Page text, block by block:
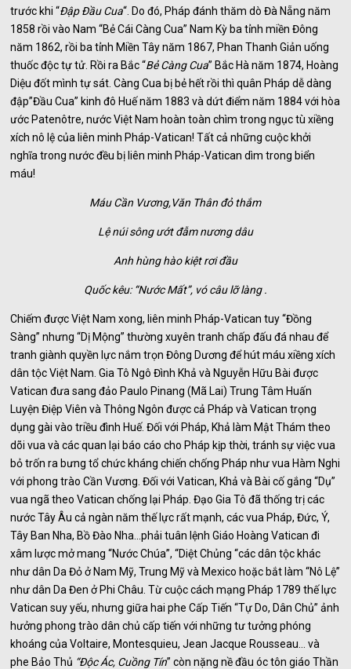
trước khi “Đập Đầu Cua“. Do đó, Pháp đánh thăm dò Đà Nẵng năm
1858 rồi vào Nam “Bẻ Cái Càng Cua” Nam Kỳ ba tỉnh miền Đông
năm 1862, rồi ba tỉnh Miền Tây năm 1867, Phan Thanh Giản uống
thuốc độc tự tử. Rồi ra Bắc “Bẻ Càng Cua” Bắc Hà năm 1874, Hoàng
Diệu đốt mình tự sát. Càng Cua bị bẻ hết rồi thì quân Pháp dễ dàng
đập”Đầu Cua” kinh đô Huế năm 1883 và dứt điểm năm 1884 với hòa
ước Patenôtre, nước Việt Nam hoàn toàn chìm trong ngục tù xiềng
xích nô lệ của liên minh Pháp-Vatican! Tất cả những cuộc khởi
nghĩa trong nước đều bị liên minh Pháp-Vatican dìm trong biển
máu!
Máu Cần Vương,Văn Thân đỏ thắm
Lệ núi sông ướt đẫm nương dâu
Anh hùng hào kiệt rơi đầu
Quốc kêu: “Nước Mất”, vó câu lỡ làng .
Chiếm được Việt Nam xong, liên minh Pháp-Vatican tuy “Đồng
Sàng” nhưng “Dị Mộng” thường xuyên tranh chấp đấu đá nhau để
tranh giành quyền lực nắm trọn Đông Dương để hút máu xiềng xích
dân tộc Việt Nam. Gia Tô Ngô Đình Khả và Nguyễn Hữu Bài được
Vatican đưa sang đảo Paulo Pinang (Mã Lai) Trung Tâm Huấn
Luyện Điệp Viên và Thông Ngôn được cả Pháp và Vatican trọng
dụng gài vào triều đình Huế. Đối với Pháp, Khả làm Mật Thám theo
dõi vua và các quan lại báo cáo cho Pháp kịp thời, tránh sự việc vua
bỏ trốn ra bưng tổ chức kháng chiến chống Pháp như vua Hàm Nghi
với phong trào Cần Vương. Đối với Vatican, Khả và Bài cố gắng “Dụ”
vua ngã theo Vatican chống lại Pháp. Đạo Gia Tô đã thống trị các
nước Tây Âu cả ngàn năm thế lực rất mạnh, các vua Pháp, Đức, Ý,
Tây Ban Nha, Bồ Đào Nha…phải tuân lệnh Giáo Hoàng Vatican đi
xâm lược mở mang “Nước Chúa”, “Diệt Chủng “các dân tộc khác
như dân Da Đỏ ở Nam Mỹ, Trung Mỹ và Mexico hoặc bắt làm “Nô Lệ”
như dân Da Đen ở Phi Châu. Từ cuộc cách mạng Pháp 1789 thế lực
Vatican suy yếu, nhưng giữa hai phe Cấp Tiến “Tự Do, Dân Chủ” ảnh
hưởng phong trào dân chủ cấp tiến với những tư tưởng phóng
khoáng của Voltaire, Montesquieu, Jean Jacque Rousseau… và
phe Bảo Thủ “Độc Ác, Cuồng Tín” còn nặng nề đầu óc tôn giáo Thần